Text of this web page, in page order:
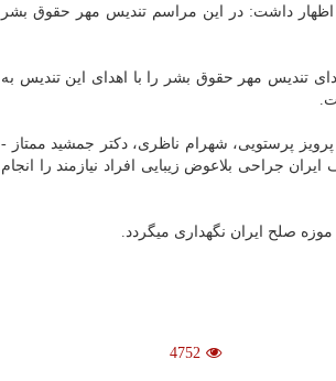
اظهار داشت: در این مراسم تندیس مهر حقوق بشر
از سال 91 تابحال هرساله مراسم اهدای تندیس مهر حقوق بشر را با اهدای این تندیس به
پرستویی، شهرام ناظری، دكتر جمشید ممتاز -
جراحی بلاعوض زیبایی افراد نیازمند را انجام
صلح ایران نگهداری میگردد.
4752